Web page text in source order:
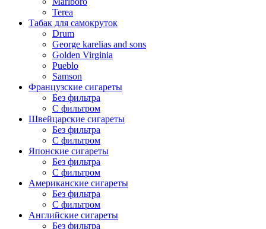
Terea
Табак для самокруток
Drum
George karelias and sons
Golden Virginia
Pueblo
Samson
Французские сигареты
Без фильтра
С фильтром
Швейцарские сигареты
Без фильтра
С фильтром
Японские сигареты
Без фильтра
С фильтром
Американские сигареты
Без фильтра
С фильтром
Английские сигареты
Без фильтра